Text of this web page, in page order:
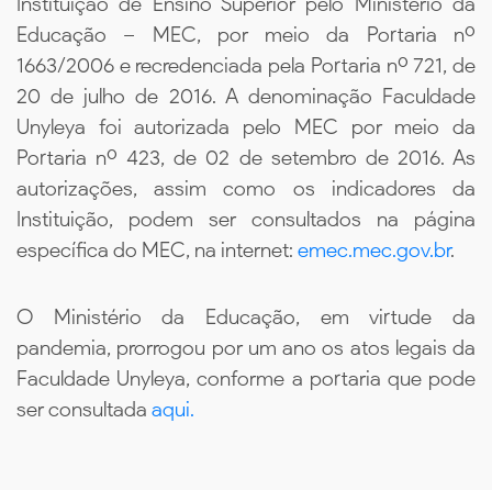
Educação – MEC, por meio da Portaria nº
1663/2006 e recredenciada pela Portaria nº 721, de
20 de julho de 2016. A denominação Faculdade
Unyleya foi autorizada pelo MEC por meio da
Portaria nº 423, de 02 de setembro de 2016. As
autorizações, assim como os indicadores da
Instituição, podem ser consultados na página
específica do MEC, na internet: emec.mec.gov.br.
O Ministério da Educação, em virtude da
pandemia, prorrogou por um ano os atos legais da
Faculdade Unyleya, conforme a portaria que pode
ser consultada aqui.